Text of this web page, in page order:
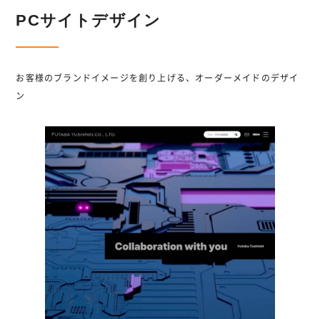
PCサイトデザイン
お客様のブランドイメージを創り上げる、オーダーメイドのデザイ
ン